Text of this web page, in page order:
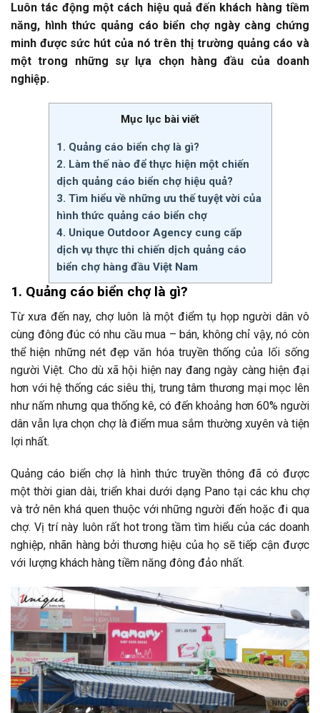
Luôn tác động một cách hiệu quả đến khách hàng tiềm
năng, hình thức quảng cáo biển chợ ngày càng chứng
minh được sức hút của nó trên thị trường quảng cáo và
một trong những sự lựa chọn hàng đầu của doanh
nghiệp.
Mục lục bài viết
1. Quảng cáo biển chợ là gì?
2. Làm thế nào để thực hiện một chiến
dịch quảng cáo biển chợ hiệu quả?
3. Tìm hiểu về những ưu thế tuyệt vời của
hình thức quảng cáo biển chợ
4. Unique Outdoor Agency cung cấp
dịch vụ thực thi chiến dịch quảng cáo
biển chợ hàng đầu Việt Nam
1. Quảng cáo biển chợ là gì?
Từ xưa đến nay, chợ luôn là một điểm tụ họp người dân vô
cùng đông đúc có nhu cầu mua – bán, không chỉ vậy, nó còn
thể hiện những nét đẹp văn hóa truyền thống của lối sống
người Việt. Cho dù xã hội hiện nay đang ngày càng hiện đại
hơn với hệ thống các siêu thị, trung tâm thương mại mọc lên
như nấm nhưng qua thống kê, có đến khoảng hơn 60% người
dân vẫn lựa chọn chợ là điểm mua sắm thường xuyên và tiện
lợi nhất.
Quảng cáo biển chợ là hình thức truyền thông đã có được
một thời gian dài, triển khai dưới dạng Pano tại các khu chợ
và trở nên khá quen thuộc với những người đến hoặc đi qua
chợ. Vị trí này luôn rất hot trong tầm tìm hiểu của các doanh
nghiệp, nhãn hàng bởi thương hiệu của họ sẽ tiếp cận được
với lượng khách hàng tiềm năng đông đảo nhất.